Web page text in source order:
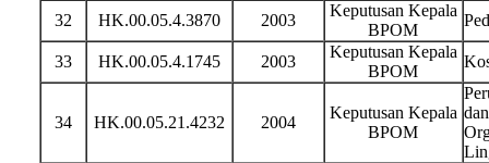
32
HK.00.05.4.3870 2003
Keputusan Kepala
BPOM
33 HK.00.05.4.1745 2003
Keputusan Kepala
BPOM
34 HK.00.05.21.4232 2004
Keputusan Kepala
BPOM